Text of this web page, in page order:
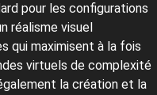
pour les configurations
réalisme visuel
qui maximisent à la fois
virtuels de complexité
la création et la